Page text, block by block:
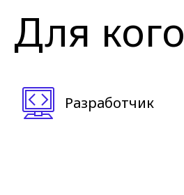
Для кого
Разработчик